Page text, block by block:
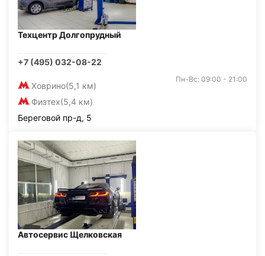
Техцентр Долгопрудный
+7 (495) 032-08-22
Ховрино(5,1 км)
Физтех(5,4 км)
Пн-Вс: 09:00 - 21:00
Береговой пр-д, 5
Автосервис Щелковская